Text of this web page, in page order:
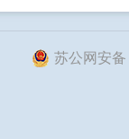
苏公网安备